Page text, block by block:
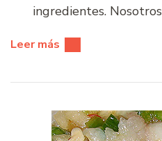
ingredientes.
Leer más